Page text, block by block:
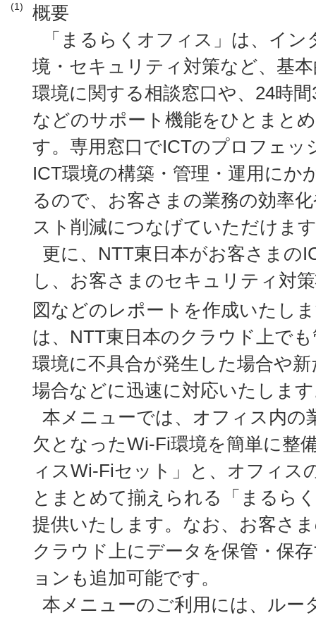
(1)
概要
「まるらくオフィス」は、イ
境・セキュリティ対策など、基
環境に関する相談窓口や、24時
などのサポート機能をひとまと
す。専用窓口でICTのプロフェッ
ICT環境の構築・管理・運用にか
るので、お客さまの業務の効率
スト削減につなげていただけま
更に、NTT東日本がお客さまの
し、お客さまのセキュリティ対
図などのレポートを作成いたし
は、NTT東日本のクラウド上で
環境に不具合が発生した場合や
場合などに迅速に対応いたしま
本メニューでは、オフィス内の
欠となったWi-Fi環境を簡単に整
ィスWi-Fiセット」と、オフィス
とまとめて揃えられる「まるら
提供いたします。なお、お客さ
クラウド上にデータを保管・保
ョンも追加可能です。
本メニューのご利用には、ルー